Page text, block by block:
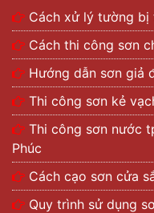
Cách xử lý tường bị
Cách thi công sơn
Hướng dẫn sơn giả
Thi công sơn kẻ
Thi công sơn nước
Phúc
Cách cạo sơn cửa
Quy trình sử dụng